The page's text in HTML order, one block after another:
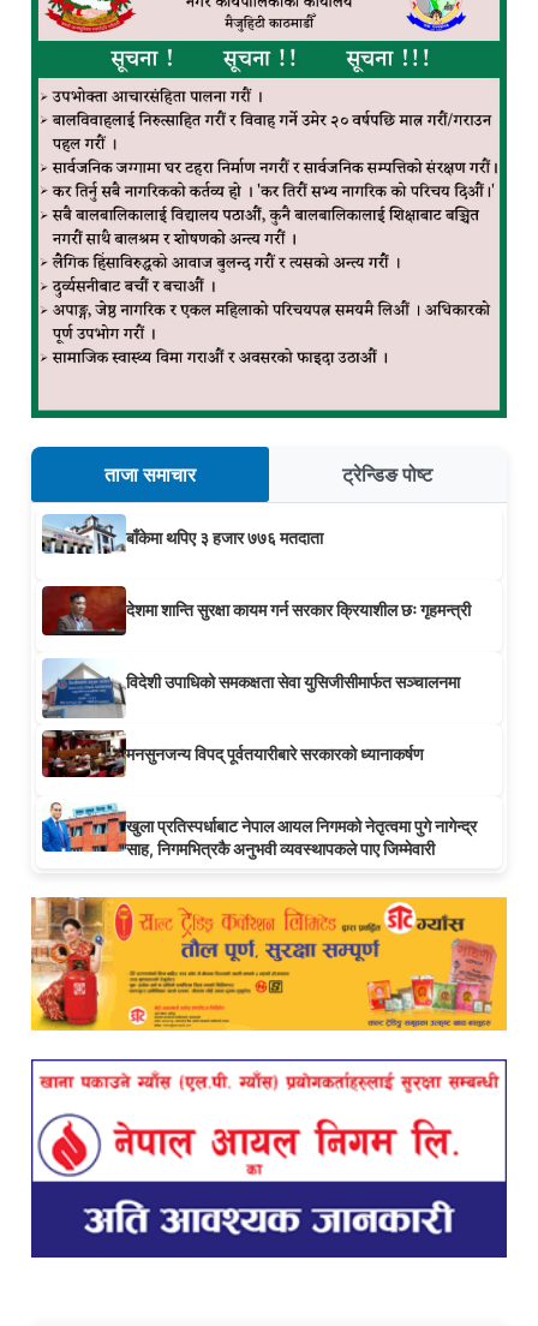
ताजा समाचार ट्रेन्डिङ पोष्ट
बाँकेमा थपिए ३ हजार ७७६ मतदाता
देशमा शान्ति सुरक्षा कायम गर्न सरकार क्रियाशील छः गृहमन्त्री
विदेशी उपाधिको समकक्षता सेवा युसिजीसीमार्फत सञ्चालनमा
मनसुनजन्य विपद् पूर्वतयारीबारे सरकारको ध्यानाकर्षण
खुला प्रतिस्पर्धाबाट नेपाल आयल निगमको नेतृत्वमा पुगे नागेन्द्र
साह, निगमभित्रकै अनुभवी व्यवस्थापकले पाए जिम्मेवारी